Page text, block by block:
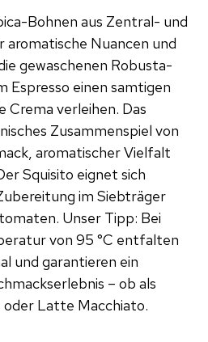
Bohnen aus Zentral- und
aromatische Nuancen und
gewaschenen Robusta-
Espresso einen samtigen
Crema verleihen. Das
Zusammenspiel von
aromatischer Vielfalt
Squisito eignet sich
im Siebträger
Unser Tipp: Bei
von 95 °C entfalten
und garantieren ein
– ob als
oder Latte Macchiato.